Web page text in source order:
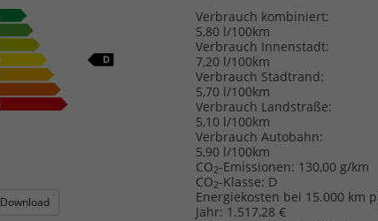
Verbrauch kombiniert:
5,80 l/100km
Verbrauch Innenstadt:
7,20 l/100km
Verbrauch Stadtrand:
5,70 l/100km
Verbrauch Landstraße:
5,10 l/100km
Verbrauch Autobahn:
5,90 l/100km
CO2-Emissionen: 130,00 g/km
CO2-Klasse: D
Download
Energiekosten bei 15.000 km
Jahr: 1.517,28 €